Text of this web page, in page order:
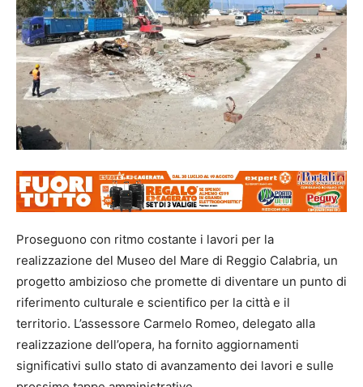
Proseguono con ritmo costante i lavori per la
realizzazione del Museo del Mare di Reggio Calabria, un
progetto ambizioso che promette di diventare un punto di
riferimento culturale e scientifico per la città e il
territorio. L’assessore Carmelo Romeo, delegato alla
realizzazione dell’opera, ha fornito aggiornamenti
significativi sullo stato di avanzamento dei lavori e sulle